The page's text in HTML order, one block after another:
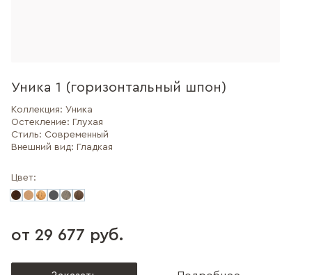
Уника 1 (горизонтальный шпон)
Коллекция: Уника
Остекление: Глухая
Стиль: Современный
Внешний вид: Гладкая
Цвет:
от 29 677 руб.